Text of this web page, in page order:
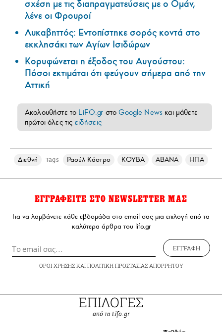
σχέση με τις διαπραγματεύσεις με ο Ομάν,
λένε οι Φρουροί
Λυκαβηττός: Εντοπίστηκε σορός κοντά στο
εκκλησάκι των Αγίων Ισιδώρων
Κορυφώνεται η έξοδος του Αυγούστου:
Πόσοι εκτιμάται ότι φεύγουν σήμερα από την
Αττική
Ακολουθήστε το LiFO.gr στοGoogle News και μάθετε
πρώτοι όλες τις ειδήσεις
Διεθνή Tags Ραούλ Κάστρο ΚΟΥΒΑ ΑΒΑΝΑ ΗΠΑ
ΕΓΓΡΑΦΕΙΤΕ ΣΤΟ NEWSLETTER ΜΑΣ
Για να λαμβάνετε κάθε εβδομάδα στο email σας μια επιλογή από τα
καλύτερα άρθρα του lifo.gr
ΕΓΓΡΑΦΗ
ΟΡΟΙ ΧΡΗΣΗΣΚΑΙ ΠΟΛΙΤΙΚΗ ΠΡΟΣΤΑΣΙΑΣ ΑΠΟΡΡΗΤΟΥ
ΕΠΙΛΟΓΕΣ
από το Lifo.gr